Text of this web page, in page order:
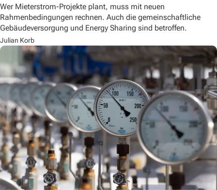
Wer Mieterstrom-Projekte plant, muss mit neuen
Rahmenbedingungen rechnen. Auch die gemeinschaftliche
Gebäudeversorgung und Energy Sharing sind betroffen.
Julian Korb